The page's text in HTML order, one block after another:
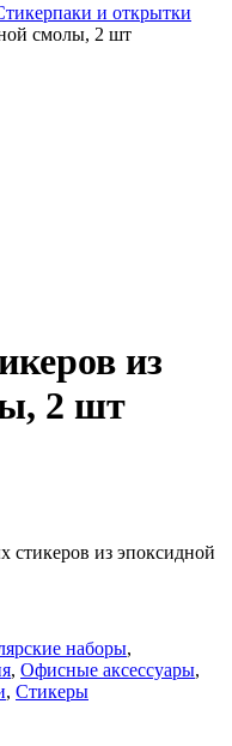
и открытки
смолы, 2 шт
из
2 шт
стикеров из эпоксидной
наборы,
, Офисные аксессуары,
, Стикеры